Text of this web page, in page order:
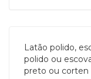
Latão polido,
polido ou
preto ou corten